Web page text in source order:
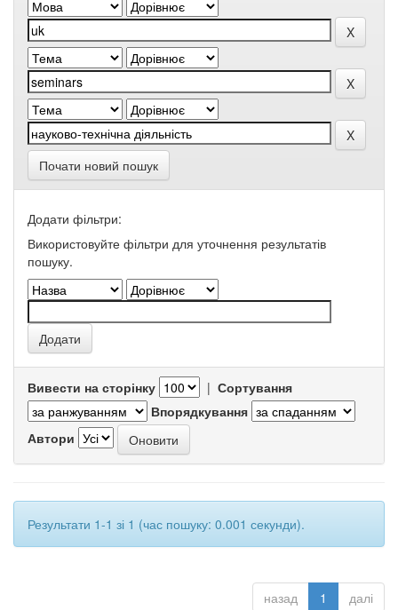
Почати новий пошук
Додати фільтри:
Використовуйте фільтри для уточнення результатів
пошуку.
Вивести на сторінку | Сортування
Впорядкування
Автори
Результати 1-1 зі 1 (час пошуку: 0.001 секунди).
назад 1 далі